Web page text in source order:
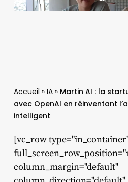
Accueil » IA» Martin AI : la
avec OpenAI en réinventant
intelligent
[vc_row
column_margin="default"